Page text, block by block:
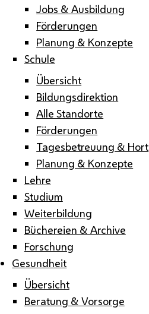
Jobs & Ausbildung
Förderungen
Planung & Konzepte
Schule
Übersicht
Bildungsdirektion
Alle Standorte
Förderungen
Tagesbetreuung & Hort
Planung & Konzepte
Lehre
Studium
Weiterbildung
Büchereien & Archive
Forschung
Gesundheit
Übersicht
Beratung & Vorsorge